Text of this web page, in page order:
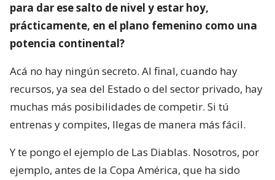
para dar ese salto de nivel y estar hoy,
prácticamente, en el plano femenino como una
potencia continental?
Acá no hay ningún secreto. Al final, cuando hay
recursos, ya sea del Estado o del sector privado, hay
muchas más posibilidades de competir. Si tú
entrenas y compites, llegas de manera más fácil.
Y te pongo el ejemplo de Las Diablas. Nosotros, por
ejemplo, antes de la Copa América, que ha sido